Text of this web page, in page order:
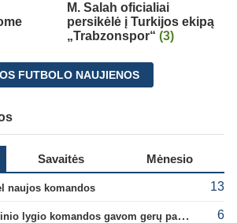
M. Salah oficialiai
persikėlė į Turkijos ekipą
„Trabzonspor“ (3)
FUTBOLO NAUJIENOS
Savaitės Mėnesio
naujos komandos 13
A. Tapinas: „Iš europinio lygio komandos gavom gerų pamokų“ 6